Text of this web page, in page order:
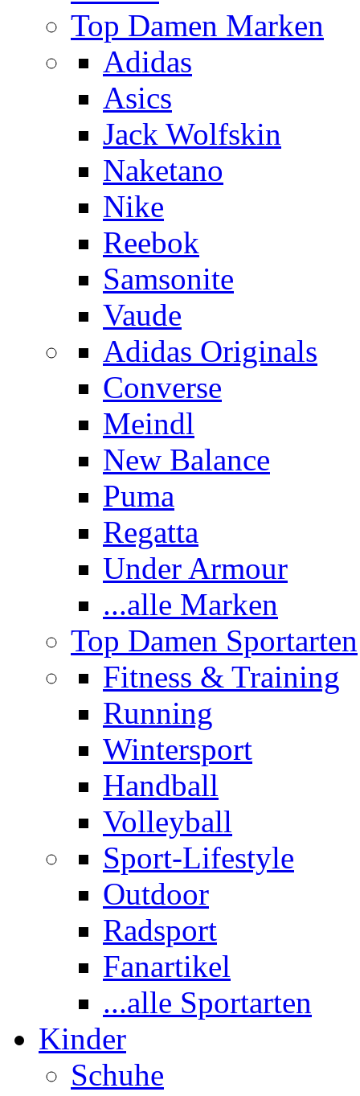
Top Damen Marken
Adidas
Asics
Jack Wolfskin
Naketano
Nike
Reebok
Samsonite
Vaude
Adidas Originals
Converse
Meindl
New Balance
Puma
Regatta
Under Armour
...alle Marken
Top Damen Sportarten
Fitness & Training
Running
Wintersport
Handball
Volleyball
Sport-Lifestyle
Outdoor
Radsport
Fanartikel
...alle Sportarten
Kinder
Schuhe